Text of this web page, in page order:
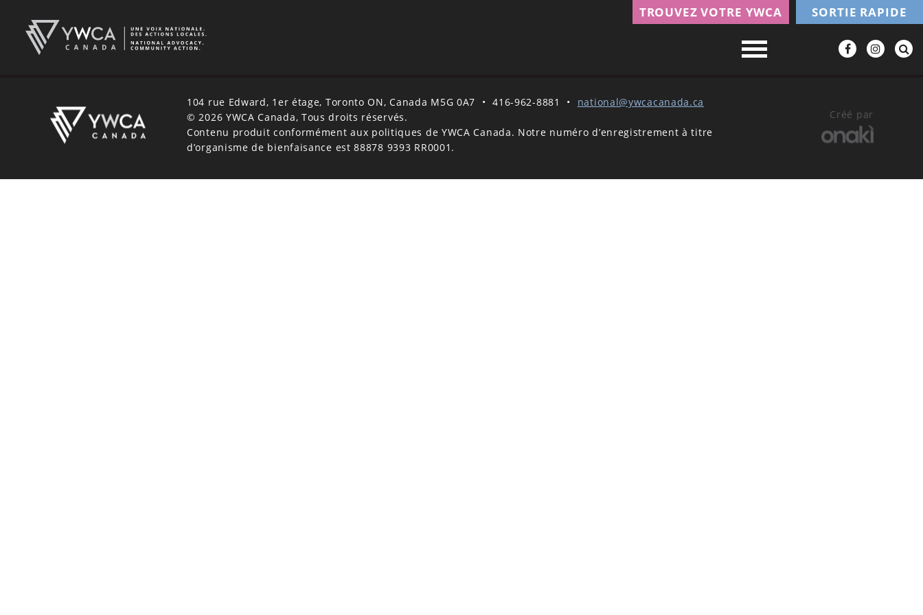
TROUVEZ VOTRE YWCA SORTIE RAPIDE
104 rue Edward, 1er étage, Toronto ON, Canada M5G 0A7 • 416-962-8881 •
national@ywcacanada.ca
© 2026 YWCA Canada, Tous droits réservés.
Contenu produit conformément aux politiques de YWCA Canada. Notre numéro d’enregistrement à titre
d’organisme de bienfaisance est 88878 9393 RR0001.
Créé par